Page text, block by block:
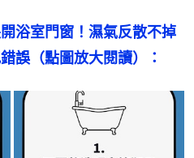
浴室門窗！濕氣反散不掉
誤（點圖放大閱讀）：